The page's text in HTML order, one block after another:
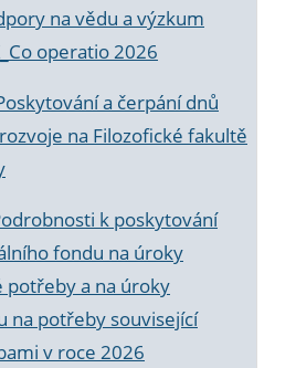
na vědu a výzkum
operatio 2026
a čerpání dnů
na Filozofické fakultě
k poskytování
fondu na úroky
potřeby a na úroky
na potřeby související
v roce 2026